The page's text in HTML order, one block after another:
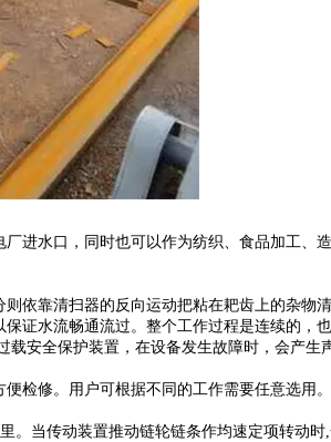
水口，同时也可以作为纺织、食品加工、
靠清扫器的反向运动把粘在耙齿上的杂物清
水流畅通流过。整个工作过程是连续的，也
安全保护装置，在设备发生故障时，会产生
检修。用户可根据不同的工作需要任意选用。
当传动装置推动链轮链条作均速定项转动时